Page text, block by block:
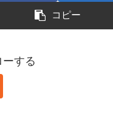
コピー
する